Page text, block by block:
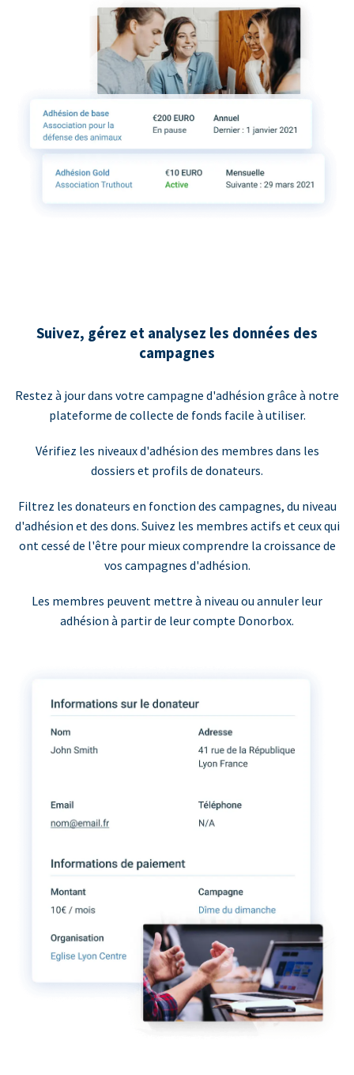
Suivez, gérez et analysez les données des
campagnes
Restez à jour dans votre campagne d'adhésion grâce à notre
plateforme de collecte de fonds facile à utiliser.
Vérifiez les niveaux d'adhésion des membres dans les
dossiers et profils de donateurs.
Filtrez les donateurs en fonction des campagnes, du niveau
d'adhésion et des dons. Suivez les membres actifs et ceux qui
ont cessé de l'être pour mieux comprendre la croissance de
vos campagnes d'adhésion.
Les membres peuvent mettre à niveau ou annuler leur
adhésion à partir de leur compte Donorbox.